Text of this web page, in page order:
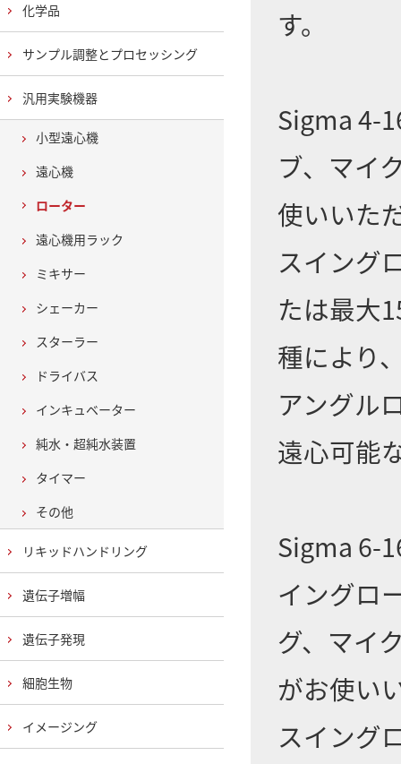
す。
Sigma 4-
ブ、マイ
使いいた
スイング
たは最大
種により
アングル
遠心可能
Sigma 6-
イングロ
グ、マイ
がお使い
スイング
化学品
サンプル調整とプロセッシング
汎用実験機器
小型遠心機
遠心機
ローター
遠心機用ラック
ミキサー
シェーカー
スターラー
ドライバス
インキュベーター
純水・超純水装置
タイマー
その他
リキッドハンドリング
遺伝子増幅
遺伝子発現
細胞生物
イメージング